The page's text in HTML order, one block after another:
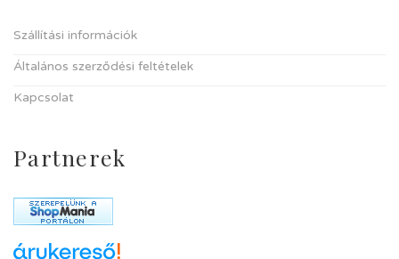
Szállítási információk
Általános szerződési feltételek
Kapcsolat
Partnerek